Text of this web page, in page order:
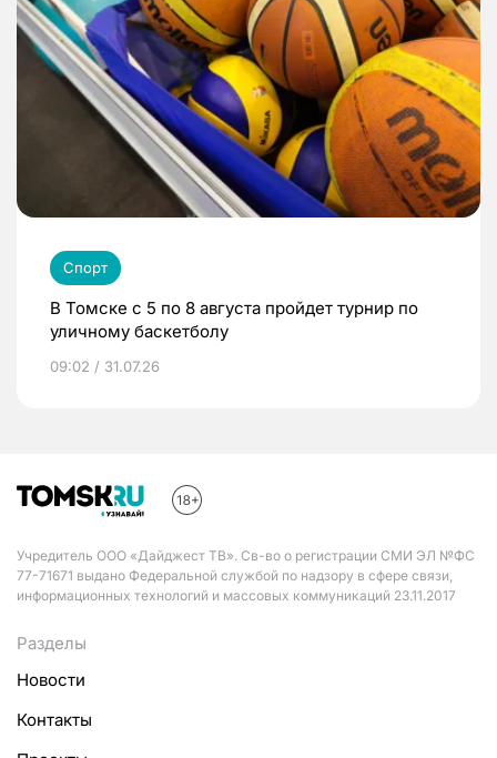
Спорт
В Томске с 5 по 8 августа пройдет турнир по
уличному баскетболу
09:02 / 31.07.26
Учредитель ООО «Дайджест ТВ». Св-во о регистрации СМИ ЭЛ №ФС
77-71671 выдано Федеральной службой по надзору в сфере связи,
информационных технологий и массовых коммуникаций 23.11.2017
Разделы
Новости
Контакты